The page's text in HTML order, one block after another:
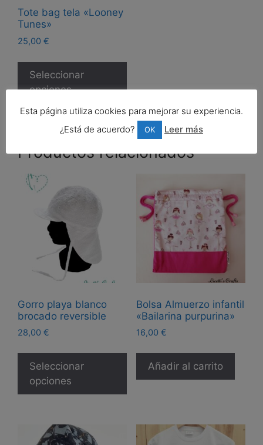
Tote bag tela «Looney
Tunes»
25,00 €
Seleccionar
opciones
tiene
variantes.
Las
se
página
producto
Productos relacionados
Gorro playa blanco
brocado reversible
28,00 €
Seleccionar
opciones
producto
tiene
múltiples
Las
opciones
Bolsa Almuerzo infantil
«Bailarina purpurina»
16,00 €
Añadir al carrito
Esta página utiliza cookies para mejorar su experiencia.
¿Está de acuerdo?
OK Leer más